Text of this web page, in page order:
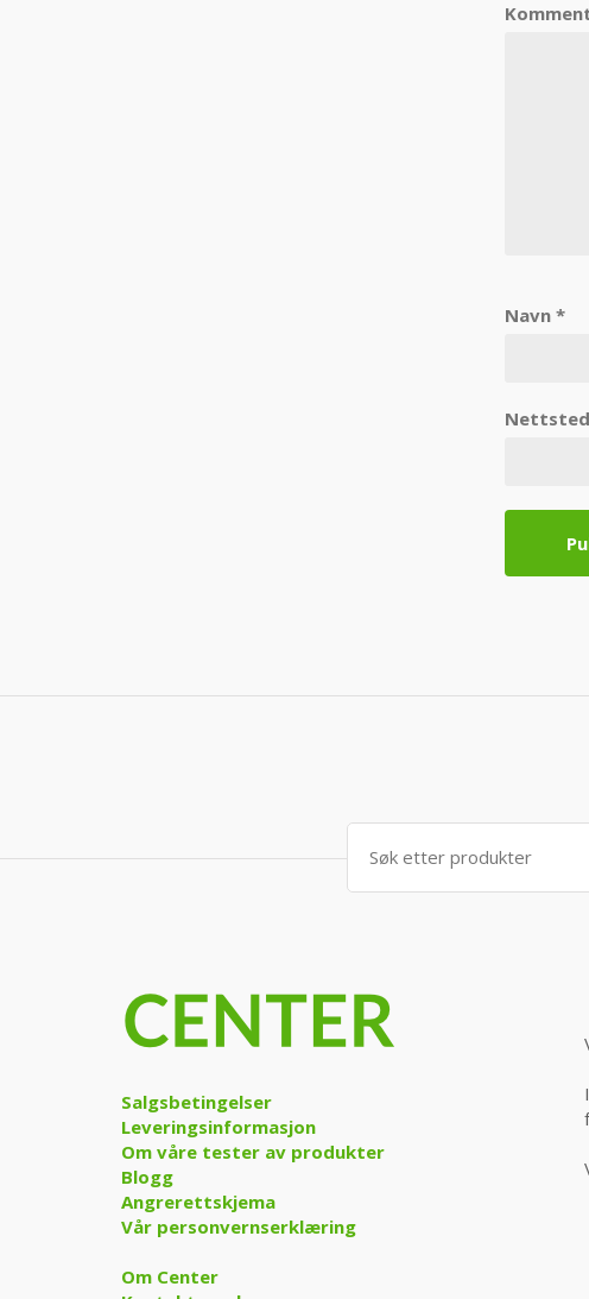
Navn *
Nettsted
Søk
etter:
Salgsbetingelser
Leveringsinformasjon
Om våre tester av produkter
Blogg
Angrerettskjema
Vår personvernserklæring
Om Center